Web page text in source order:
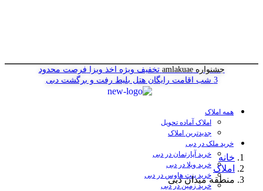
جشنواره amlakuae تخفیف ویژه اخذ ویزا فرصت محدود
3 شب اقامت رایگان هتل
بلیط رفت و برگشت دبی
همه املاک
املاک آماده تحویل
جدیدترین املاک
خرید ملک در دبی
خرید آپارتمان در دبی
خرید ویلا در دبی
خرید پنت هاوس در دبی
خرید زمین در دبی
خانه
املاک
منطقه میدان دبی